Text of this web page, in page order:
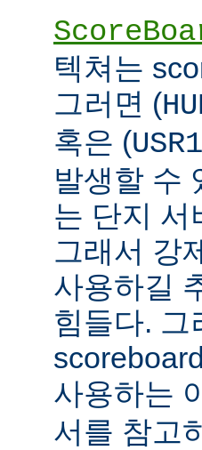
텍쳐는
그러면 (
혹은 (USR1
발생할 수
는 단지 서
그래서 강
사용하길
힘들다. 그
사용하는
서를 참고